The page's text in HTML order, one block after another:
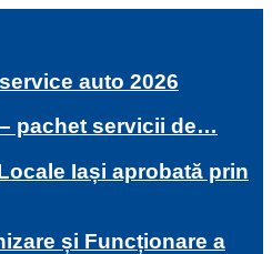
auto 2026
pachet servicii de…
Iași aprobată prin
și Funcționare a